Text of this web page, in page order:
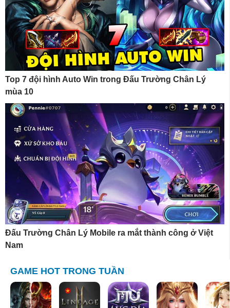
Top 7 đội hình Auto Win trong Đấu Trường Chân Lý
mùa 10
Đấu Trường Chân Lý Mobile ra mắt thành công ở Việt
Nam
GAME HOT TRONG TUẦN